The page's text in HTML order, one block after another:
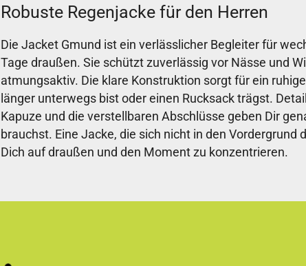
Robuste Regenjacke für den Herren
Die Jacket Gmund ist ein verlässlicher Begleiter für
Tage draußen. Sie schützt zuverlässig vor Nässe und
atmungsaktiv. Die klare Konstruktion sorgt für ein
länger unterwegs bist oder einen Rucksack trägst.
Kapuze und die verstellbaren Abschlüsse geben Dir
brauchst. Eine Jacke, die sich nicht in den Vordergrund
Dich auf draußen und den Moment zu konzentrieren.